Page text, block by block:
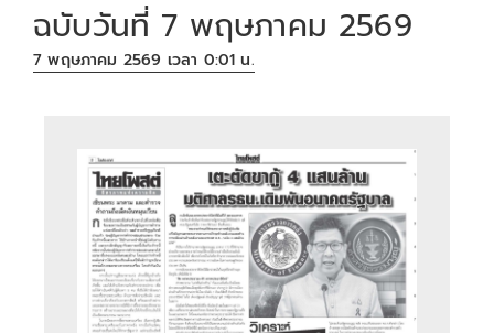
ฉบับวันที่ 7 พฤษภาคม 2569
7 พฤษภาคม 2569 เวลา 0:01 น.